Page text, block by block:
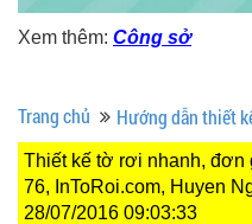
Xem thêm: Công sở
Trang chủ Hướng dẫn thiết
Thiết kế tờ rơi nhanh, đơn
76, InToRoi.com, Huyen
28/07/2016 09:03:33